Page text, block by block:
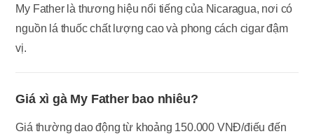
My Father là thương hiệu nổi tiếng của Nicaragua, nơi có
nguồn lá thuốc chất lượng cao và phong cách cigar đậm
vị.
Giá xì gà My Father bao nhiêu?
Giá thường dao động từ khoảng 150.000 VNĐ/điếu đến